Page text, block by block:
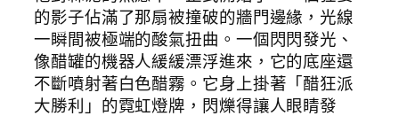
的影子佔滿了那扇被撞破的牆門邊緣，光線
一瞬間被極端的酸氣扭曲。一個閃閃發光、
像醋罐的機器人緩緩漂浮進來，它的底座還
不斷噴射著白色醋霧。它身上掛著「醋狂派
大勝利」的霓虹燈牌，閃爍得讓人眼睛發